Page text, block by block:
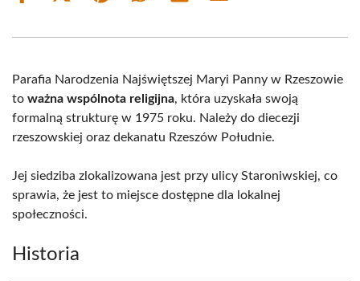
(Twitter)
Parafia Narodzenia Najświętszej Maryi Panny w Rzeszowie
to ważna wspólnota religijna, która uzyskała swoją
formalną strukturę w 1975 roku. Należy do diecezji
rzeszowskiej oraz dekanatu Rzeszów Południe.
Jej siedziba zlokalizowana jest przy ulicy Staroniwskiej, co
sprawia, że jest to miejsce dostępne dla lokalnej
społeczności.
Historia